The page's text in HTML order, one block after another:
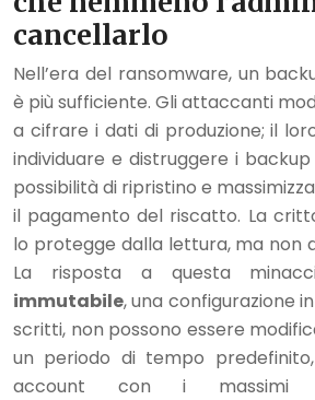
cancellarlo
Nell’era del ransomware, un
è più sufficiente. Gli attaccanti
a cifrare i dati di produzione; il
individuare e distruggere i
possibilità di ripristino e
il pagamento del riscatto. La
lo protegge dalla lettura, ma non
La risposta a questa
immutabile, una configurazione
scritti, non possono essere
un periodo di tempo
account con i massimi